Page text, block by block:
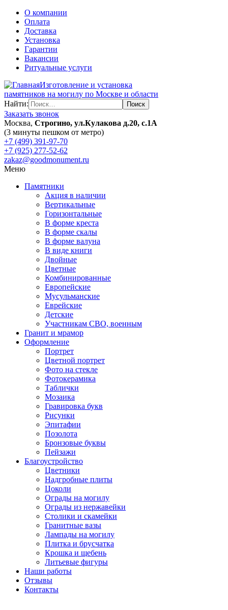
О компании
Оплата
Доставка
Установка
Гарантии
Вакансии
Ритуальные услуги
Изготовление и установка
памятников на могилу по Москве и области
Найти:
Заказать звонок
Москва, Строгино, ул.Кулакова д.20, с.1А
(3 минуты пешком от метро)
+7 (499) 391-97-70
+7 (925) 277-52-62
zakaz@goodmonument.ru
Меню
Памятники
Акция в наличии
Вертикальные
Горизонтальные
В форме креста
В форме скалы
В форме валуна
В виде книги
Двойные
Цветные
Комбинированные
Европейские
Мусульманские
Еврейские
Детские
Участникам СВО, военным
Гранит и мрамор
Оформление
Портрет
Цветной портрет
Фото на стекле
Фотокерамика
Таблички
Мозаика
Гравировка букв
Рисунки
Эпитафии
Позолота
Бронзовые буквы
Пейзажи
Благоустройство
Цветники
Надгробные плиты
Цоколи
Ограды на могилу
Ограды из нержавейки
Столики и скамейки
Гранитные вазы
Лампады на могилу
Плитка и брусчатка
Крошка и щебень
Литьевые фигуры
Наши работы
Отзывы
Контакты